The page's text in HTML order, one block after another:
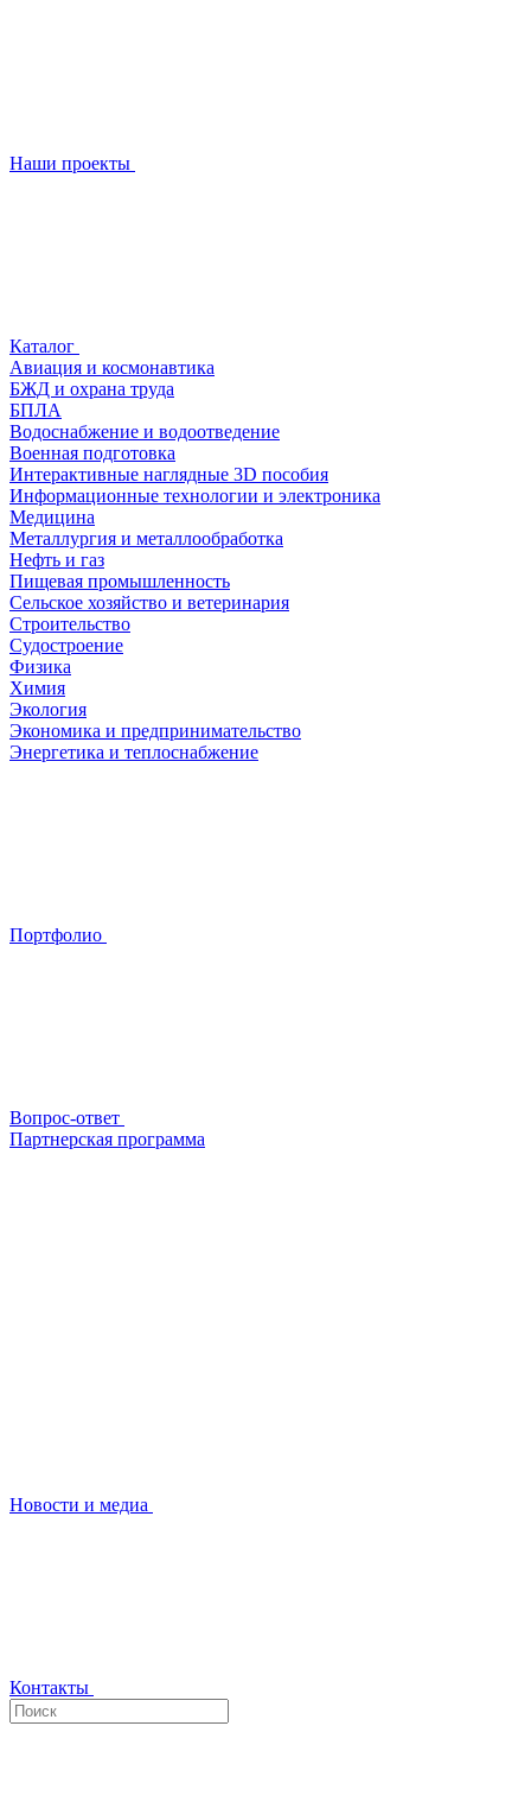
Наши проекты
Каталог
Авиация и космонавтика
БЖД и охрана труда
БПЛА
Водоснабжение и водоотведение
Военная подготовка
Интерактивные наглядные 3D пособия
Информационные технологии и электроника
Медицина
Металлургия и металлообработка
Нефть и газ
Пищевая промышленность
Сельское хозяйство и ветеринария
Строительство
Судостроение
Физика
Химия
Экология
Экономика и предпринимательство
Энергетика и теплоснабжение
Портфолио
Вопрос-ответ
Партнерская программа
Новости и медиа
Контакты